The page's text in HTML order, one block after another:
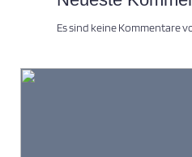
Es sind keine Kommentare